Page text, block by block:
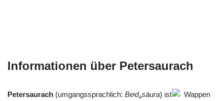
Informationen über Petersaurach
Petersaurach (umgangssprachlich: Beʲdəsáura) ist